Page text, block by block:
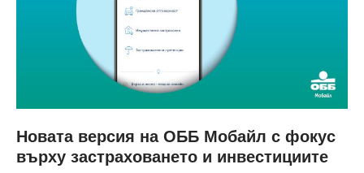
Новата версия на ОББ Мобайл с фокус
върху застраховането и инвестициите